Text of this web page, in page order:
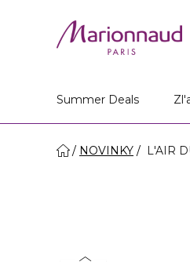
Summer Deals
NOVINKY L'AIR